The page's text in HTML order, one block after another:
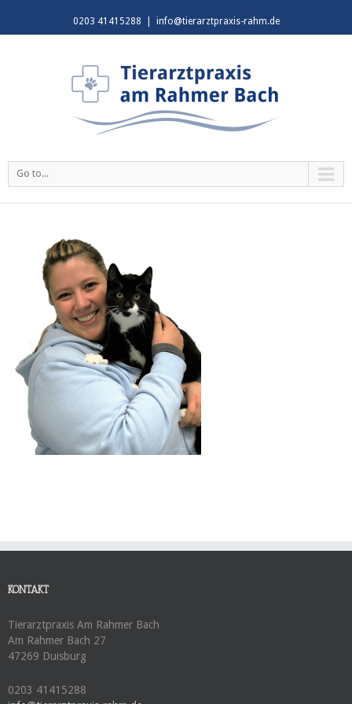
0203 41415288 info@tierarztpraxis-rahm.de
Go to...
KONTAKT
Tierarztpraxis Am Rahmer Bach
Am Rahmer Bach 27
47269 Duisburg
0203 41415288